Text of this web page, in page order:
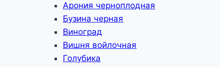
Арония черноплодная
Бузина черная
Виноград
Вишня войлочная
Голубика